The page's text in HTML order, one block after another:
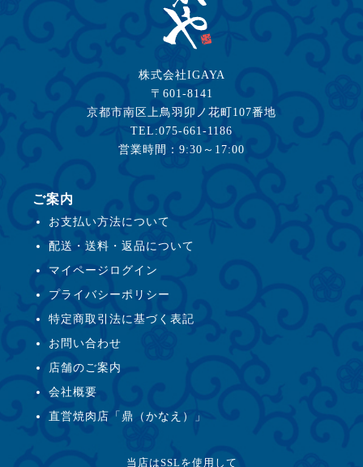
株式会社IGAYA
〒601-8141
京都市南区上鳥羽卯ノ花町107番地
TEL:075-661-1186
営業時間：9:30～17:00
ご案内
お支払い方法について
配送・送料・返品について
マイページログイン
プライバシーポリシー
特定商取引法に基づく表記
お問い合わせ
店舗のご案内
会社概要
直営焼肉店「鼎（かなえ）」
当店はSSLを使用して